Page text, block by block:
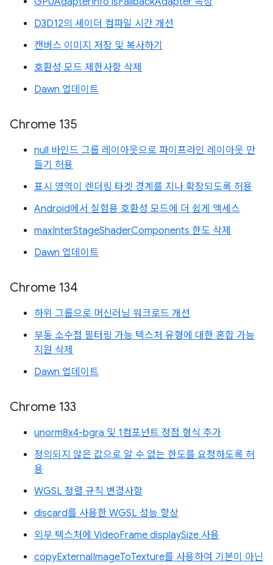
D3D12의 셰이더 컴파일 시간 개선
캔버스 이미지 저장 및 복사하기
호환성 모드 제한사항 삭제
Dawn 업데이트
Chrome 135
null 바인드 그룹 레이아웃으로 파이프라인 레이아웃 만
들기 허용
표시 영역이 렌더링 타겟 경계를 지나 확장되도록 허용
Android에서 실험용 호환성 모드에 더 쉽게 액세스
maxInterStageShaderComponents 한도 삭제
Dawn 업데이트
Chrome 134
하위 그룹으로 머신러닝 워크로드 개선
부동 소수점 필터링 가능 텍스처 유형에 대한 혼합 가능
지원 삭제
Dawn 업데이트
Chrome 133
unorm8x4-bgra 및 1컴포넌트 정점 형식 추가
정의되지 않은 값으로 알 수 없는 한도를 요청하도록 허
용
WGSL 정렬 규칙 변경사항
discard를 사용한 WGSL 성능 향상
외부 텍스처에 VideoFrame displaySize 사용
copyExternalImageToTexture를 사용하여 기본이 아닌